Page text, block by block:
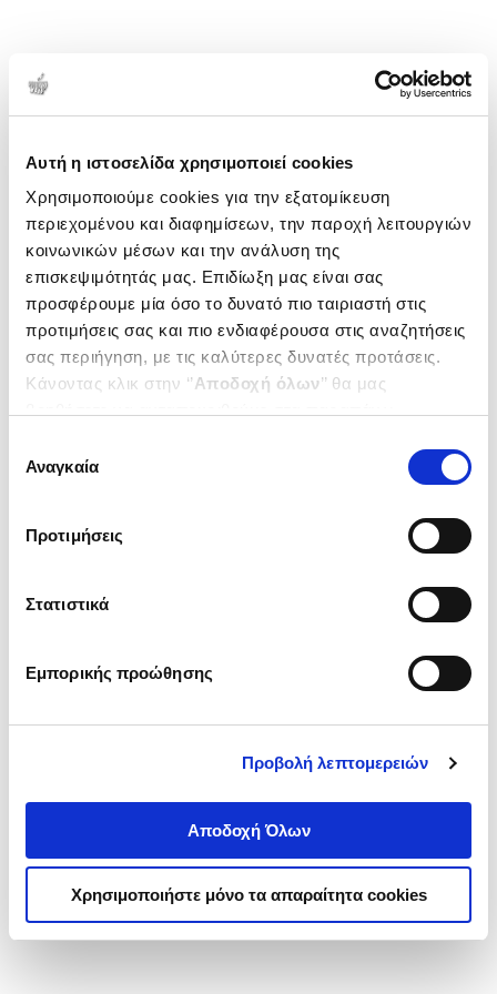
Αυτή η ιστοσελίδα χρησιμοποιεί cookies
Χρησιμοποιούμε cookies για την εξατομίκευση
περιεχομένου και διαφημίσεων, την παροχή λειτουργιών
κοινωνικών μέσων και την ανάλυση της
επισκεψιμότητάς μας. Επιδίωξη μας είναι σας
προσφέρουμε μία όσο το δυνατό πιο ταιριαστή στις
προτιμήσεις σας και πιο ενδιαφέρουσα στις αναζητήσεις
σας περιήγηση, με τις καλύτερες δυνατές προτάσεις.
Κάνοντας κλικ στην ‘’Αποδοχή όλων’’ θα μας
ενδιαφέρουν και να επιλέξετε από τα παρακάτω με την
΄΄και να ενημερωθείτε σχετικά με
συγκατάθεσης
Αναγκαία
Προτιμήσεις
Στατιστικά
Εμπορικής προώθησης
Προβολή λεπτομερειών
Αποδοχή Όλων
Χρησιμοποιήστε μόνο τα απαραίτητα cookies